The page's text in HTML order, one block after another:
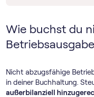
Wie buchst du
Nicht abzugsfähige
in deiner Buchhaltung.
außerbilanziell